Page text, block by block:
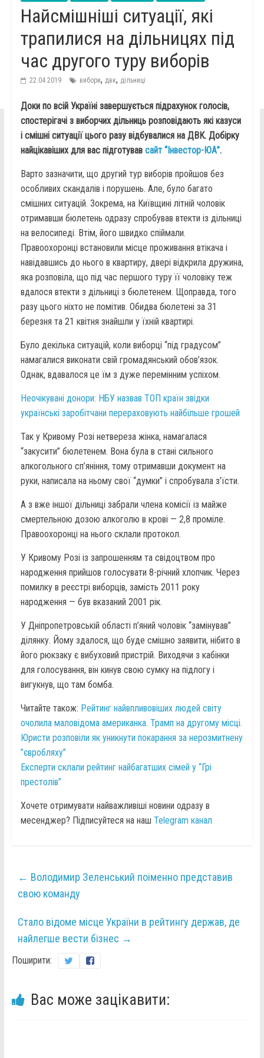
Найсмішніші ситуації, які
трапилися на дільницях під
час другого туру виборів
22.04.2019 вибори, двк, дільниці
Доки по всій Україні завершується підрахунок голосів,
спостерігачі з виборчих дільниць розповідають які казуси
і смішні ситуації цього разу відбувалися на ДВК. Добірку
найцікавіших для вас підготував сайт “Інвестор-ЮА”.
Варто зазначити, що другий тур виборів пройшов без
особливих скандалів і порушень. Але, було багато
смішних ситуацій. Зокрема, на Київщині літній чоловік
отримавши бюлетень одразу спробував втекти із дільниці
на велосипеді. Втім, його швидко спіймали.
Правоохоронці встановили місце проживання втікача і
навідавшись до нього в квартиру, двері відкрила дружина,
яка розповіла, що під час першого туру її чоловіку теж
вдалося втекти з дільниці з бюлетенем. Щоправда, того
разу цього ніхто не помітив. Обидва бюлетені за 31
березня та 21 квітня знайшли у їхній квартирі.
Було декілька ситуацій, коли виборці “під градусом”
намагалися виконати свій громадянський обов’язок.
Однак, вдавалося це їм з дуже перемінним успіхом.
Неочікувані донори: НБУ назвав ТОП країн звідки
українські заробітчани перераховують найбільше грошей
Так у Кривому Розі нетвереза жінка, намагалася
“закусити” бюлетенем. Вона була в стані сильного
алкогольного сп’яніння, тому отримавши документ на
руки, написала на ньому свої “думки” і спробувала з’їсти.
А з вже іншої дільниці забрали члена комісії із майже
смертельною дозою алкоголю в крові — 2,8 проміле.
Правоохоронці на нього склали протокол.
У Кривому Розі із запрошенням та свідоцтвом про
народження прийшов голосувати 8-річний хлопчик. Через
помилку в реєстрі виборців, замість 2011 року
народження — був вказаний 2001 рік.
У Дніпропетровській області п’яний чоловік “замінував”
ділянку. Йому здалося, що буде смішно заявити, нібито в
його рюкзаку є вибуховий пристрій. Виходячи з кабінки
для голосування, він кинув свою сумку на підлогу і
вигукнув, що там бомба.
Читайте також: Рейтинг найвпливовіших людей світу
очолила маловідома американка. Трамп на другому місці.
Юристи розповіли як уникнути покарання за нерозмитнену
”євробляху”
Експерти склали рейтинг найбагатших сімей у “Грі
престолів”
Хочете отримувати найважливіші новини одразу в
месенджер? Підписуйтеся на наш Telegram канал
← Володимир Зеленський поіменно представив
свою команду
Стало відоме місце України в рейтингу держав, де
найлегше вести бізнес →
Поширити:
Вас може зацікавити: